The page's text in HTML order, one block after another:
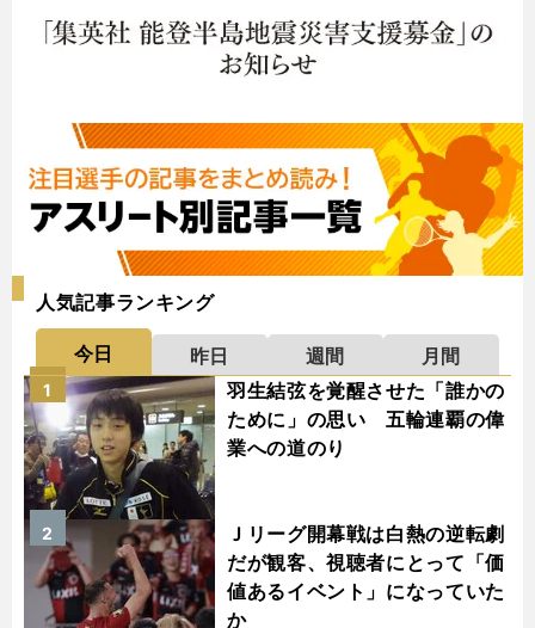
人気記事ランキング
今日 昨日 週間
月間
羽生結弦を覚醒させた「誰かの
ために」の思い 五輪連覇の偉
業への道のり
1
Ｊリーグ開幕戦は白熱の逆転劇
だが観客、視聴者にとって「価
値あるイベント」になっていた
か
2